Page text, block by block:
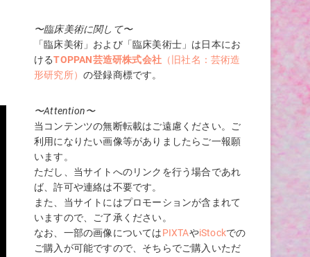
〜臨床美術に関して〜
「臨床美術」および「臨床美術士」は日本にお
けるTOPPAN芸造研株式会社 （旧社名：芸術造
形研究所） の登録商標です。
〜Attention〜
当コンテンツの無断転載はご遠慮ください。ご
利用になりたい画像等がありましたらご一報願
います。
ただし、当サイトへのリンクを行う場合であれ
ば、許可や連絡は不要です。
また、当サイトにはプロモーションが含まれて
いますので、ご了承ください。
なお、一部の画像についてはPIXTAやiStockでの
ご購入が可能ですので、そちらでご購入いただ